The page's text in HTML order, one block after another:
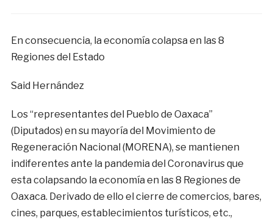
En consecuencia, la economía colapsa en las 8
Regiones del Estado
Said Hernández
Los “representantes del Pueblo de Oaxaca”
(Diputados) en su mayoría del Movimiento de
Regeneración Nacional (MORENA), se mantienen
indiferentes ante la pandemia del Coronavirus que
esta colapsando la economía en las 8 Regiones de
Oaxaca. Derivado de ello el cierre de comercios, bares,
cines, parques, establecimientos turísticos, etc.,